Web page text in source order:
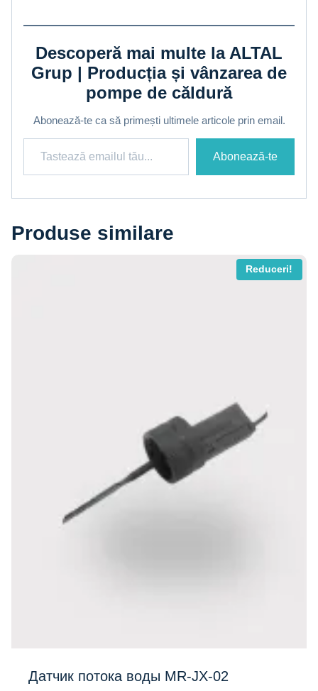
Descoperă mai multe la ALTAL
Grup | Producția și vânzarea de
pompe de căldură
Abonează-te ca să primești ultimele articole prin email.
Tastează emailul tău...
Abonează-te
Produse similare
Reduceri!
Датчик потока воды MR-JX-02